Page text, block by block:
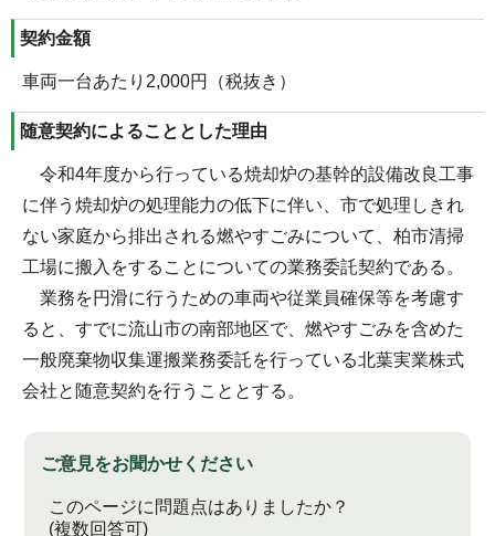
契約金額
車両一台あたり2,000円（税抜き）
随意契約によることとした理由
令和4年度から行っている焼却炉の基幹的設備改良工事
に伴う焼却炉の処理能力の低下に伴い、市で処理しきれ
ない家庭から排出される燃やすごみについて、柏市清掃
工場に搬入をすることについての業務委託契約である。
業務を円滑に行うための車両や従業員確保等を考慮す
ると、すでに流山市の南部地区で、燃やすごみを含めた
一般廃棄物収集運搬業務委託を行っている北葉実業株式
会社と随意契約を行うこととする。
ご意見をお聞かせください
このページに問題点はありましたか？
(複数回答可)